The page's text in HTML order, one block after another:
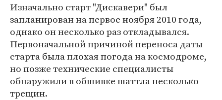
Изначально старт "Дискавери" был
запланирован на первое ноября 2010 года,
однако он несколько раз откладывался.
Первоначальной причиной переноса даты
старта была плохая погода на космодроме,
но позже технические специалисты
обнаружили в обшивке шаттла несколько
трещин.